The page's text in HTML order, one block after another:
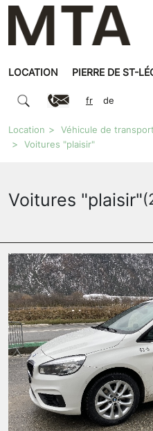
LOCATION PIERRE DE ST-
fr de
Location Véhicule de transport
Voitures "plaisir"
Voitures "plaisir"